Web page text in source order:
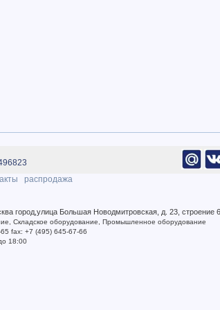
распродажа
город улица Большая Новодмитровская, д. 23, строение 6
Складское оборудование
Промышленное оборудование
fax: +7 (495) 645-67-66
18:00